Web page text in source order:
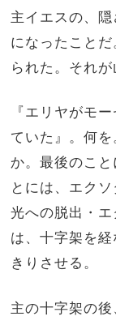
主イエスの、
になったこと
られた。それが
『エリヤがモ
ていた』。何
か。最後のこ
とには、エク
光への脱出・
は、十字架を
きりさせる。
主の十字架の